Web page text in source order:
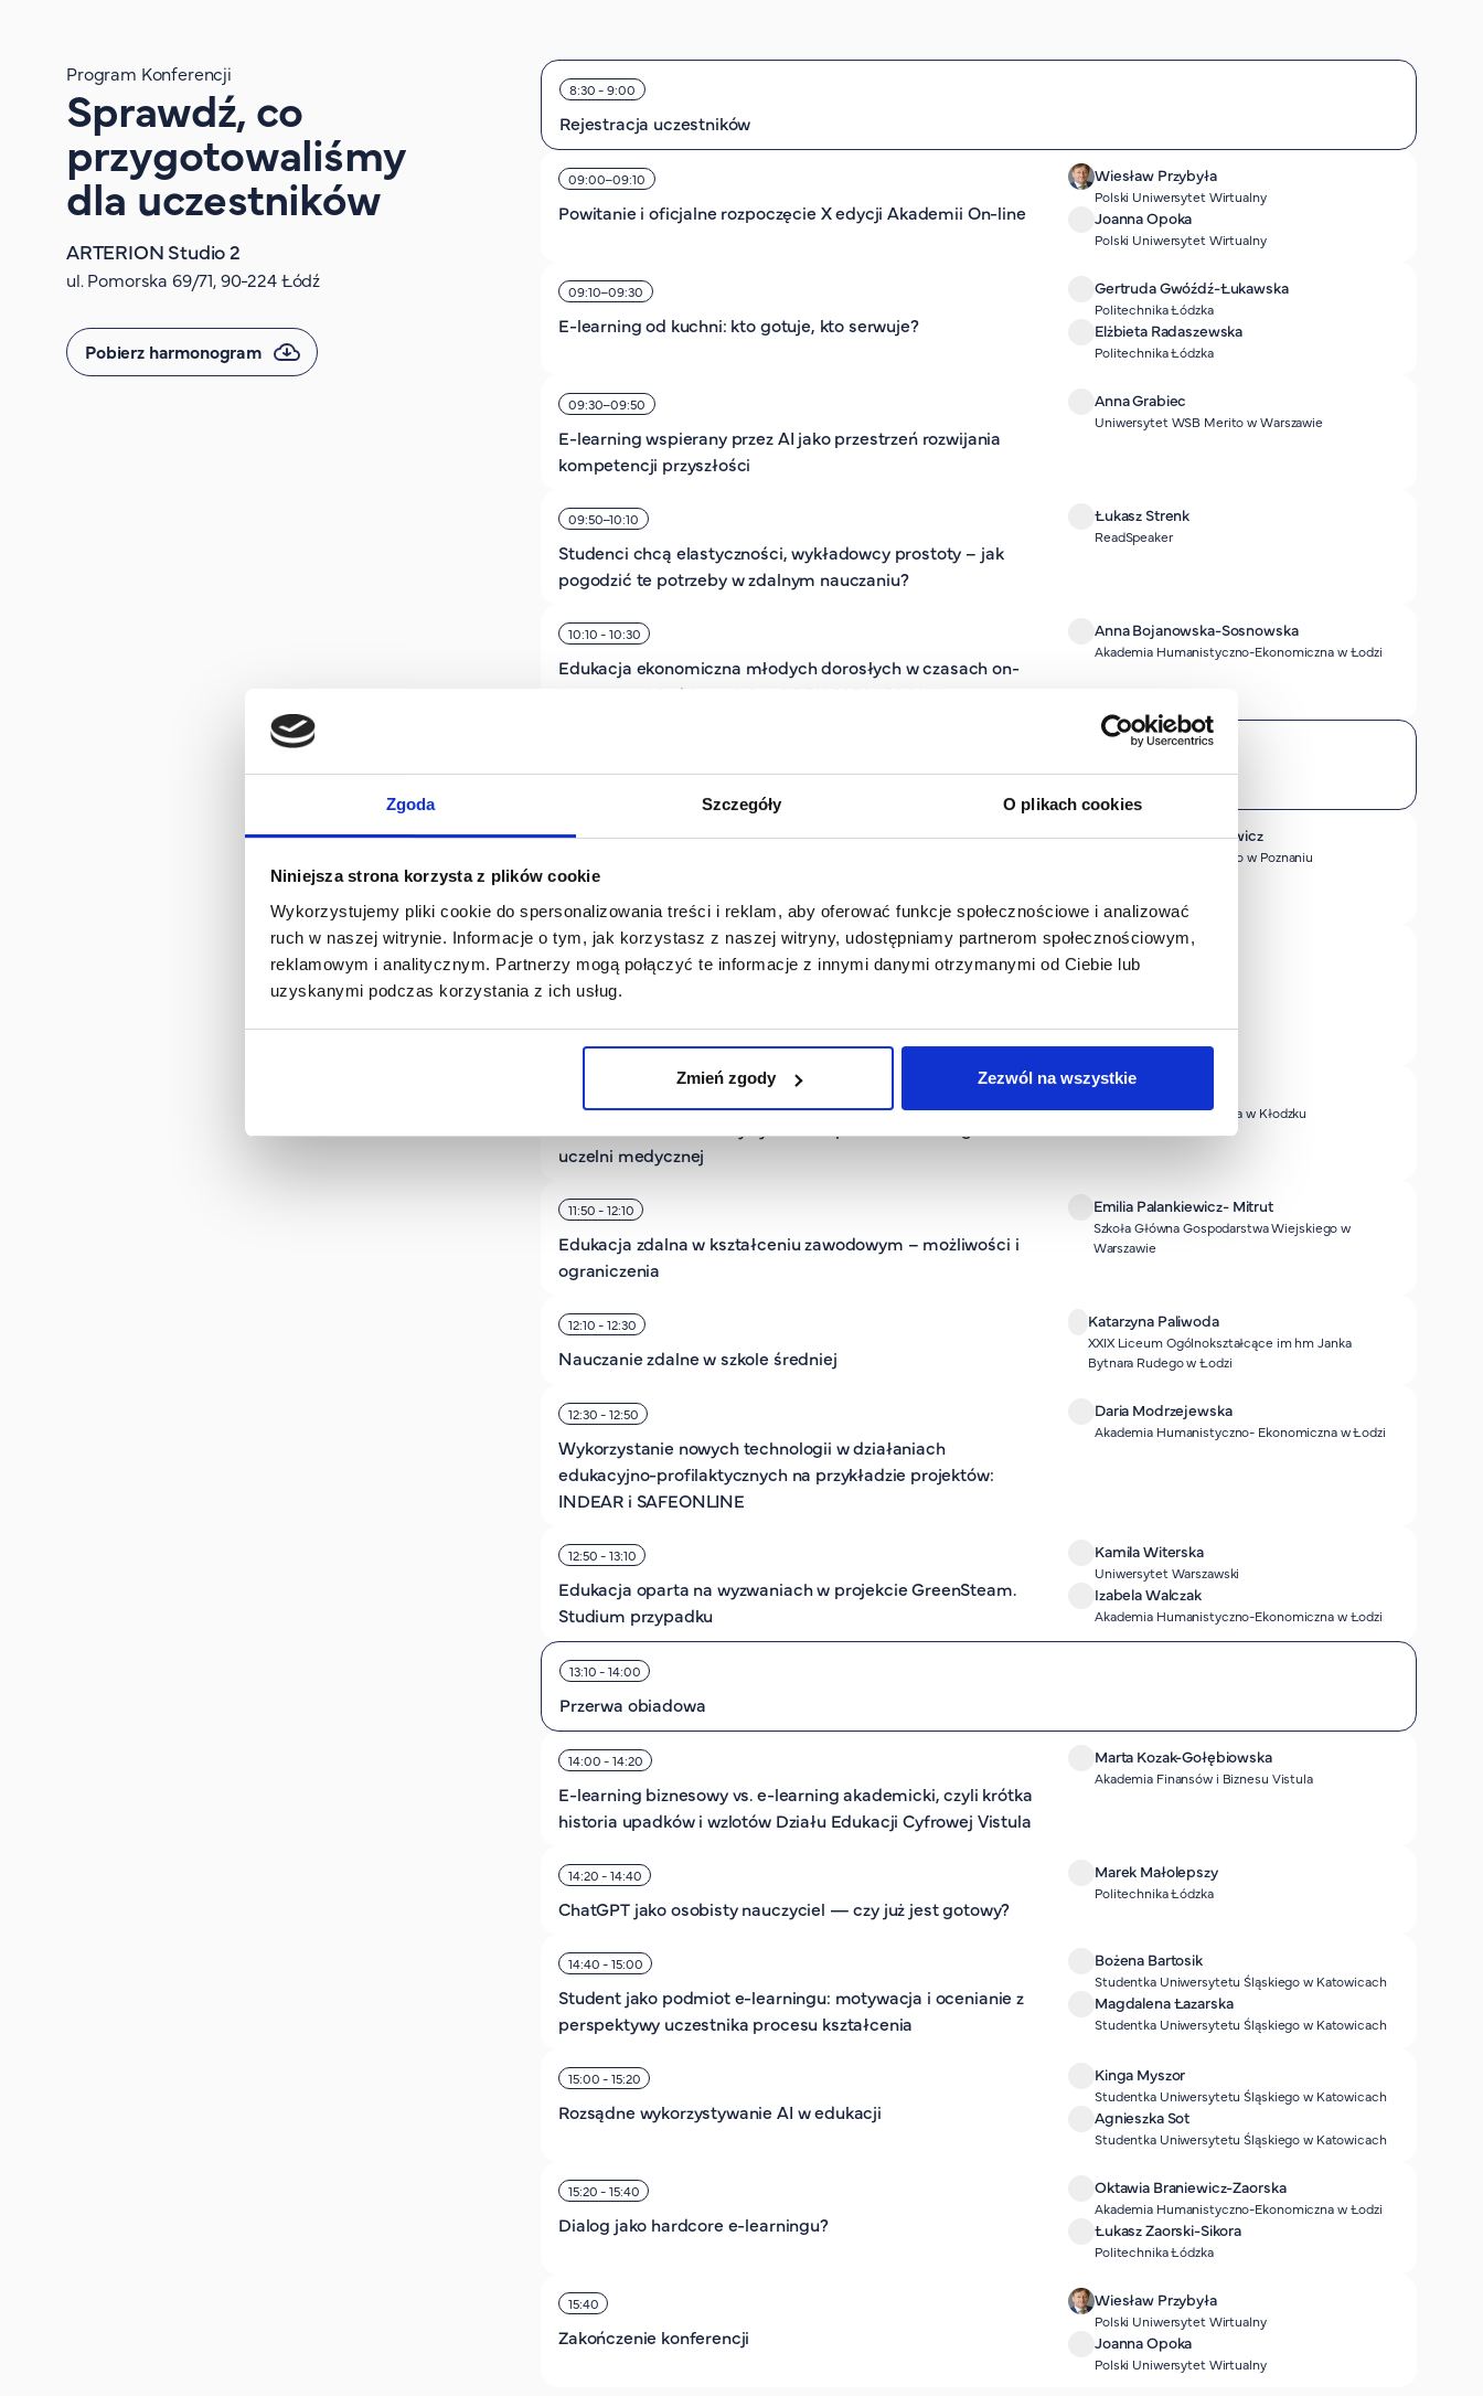
Zgoda Szczegóły O plikach cookies
Niniejsza strona korzysta z plików cookie
Wykorzystujemy pliki cookie do spersonalizowania treści i reklam, aby oferować funkcje społecznościowe i analizować
ruch w naszej witrynie. Informacje o tym, jak korzystasz z naszej witryny, udostępniamy partnerom społecznościowym,
reklamowym i analitycznym. Partnerzy mogą połączyć te informacje z innymi danymi otrzymanymi od Ciebie lub
uzyskanymi podczas korzystania z ich usług.
Zmień zgody Zezwól na wszystkie
Program Konferencji
Sprawdź, co
przygotowaliśmy
dla uczestników
ARTERION Studio 2
ul. Pomorska 69/71, 90-224 Łódź
Pobierz harmonogram
8:30 - 9:00
Rejestracja uczestników
09:00–09:10
Powitanie i oficjalne rozpoczęcie X edycji Akademii On-line
Wiesław Przybyła
Polski Uniwersytet Wirtualny
Joanna Opoka
Polski Uniwersytet Wirtualny
09:10–09:30
E-learning od kuchni: kto gotuje, kto serwuje?
Gertruda Gwóźdź-Łukawska
Politechnika Łódzka
Elżbieta Radaszewska
Politechnika Łódzka
09:30–09:50
E-learning wspierany przez AI jako przestrzeń rozwijania
kompetencji przyszłości
Anna Grabiec
Uniwersytet WSB Merito w Warszawie
09:50–10:10
Studenci chcą elastyczności, wykładowcy prostoty – jak
pogodzić te potrzeby w zdalnym nauczaniu?
Łukasz Strenk
ReadSpeaker
10:10 - 10:30
Edukacja ekonomiczna młodych dorosłych w czasach on-
line na przykładzie projektu ECONOMY FOR LIFE
Anna Bojanowska-Sosnowska
Akademia Humanistyczno-Ekonomiczna w Łodzi
Networking przy kawie
10:50 - 11:10
To tylko parę slajdów, prawda? O niewidzialnych
Agnieszka Goncerzewicz
Uniwersytet WSB Merito w Poznaniu
Wpływ sztucznej inteligencji na współpracę z ekspertami
Katarzyna Kowalik
niezależny ekspert
uczelni medycznej
Anna Grygoruk
Wyższa Szkoła Medyczna w Kłodzku
11:50 - 12:10
Edukacja zdalna w kształceniu zawodowym – możliwości i
ograniczenia
Emilia Palankiewicz- Mitrut
Szkoła Główna Gospodarstwa Wiejskiego w
Warszawie
12:10 - 12:30
Nauczanie zdalne w szkole średniej
Katarzyna Paliwoda
XXIX Liceum Ogólnokształcące im hm Janka
Bytnara Rudego w Łodzi
12:30 - 12:50
Wykorzystanie nowych technologii w działaniach
edukacyjno-profilaktycznych na przykładzie projektów:
INDEAR i SAFEONLINE
Daria Modrzejewska
Akademia Humanistyczno- Ekonomiczna w Łodzi
12:50 - 13:10
Edukacja oparta na wyzwaniach w projekcie GreenSteam.
Studium przypadku
Kamila Witerska
Uniwersytet Warszawski
Izabela Walczak
Akademia Humanistyczno-Ekonomiczna w Łodzi
13:10 - 14:00
Przerwa obiadowa
14:00 - 14:20
E-learning biznesowy vs. e-learning akademicki, czyli krótka
historia upadków i wzlotów Działu Edukacji Cyfrowej Vistula
Marta Kozak-Gołębiowska
Akademia Finansów i Biznesu Vistula
14:20 - 14:40
ChatGPT jako osobisty nauczyciel — czy już jest gotowy?
Marek Małolepszy
Politechnika Łódzka
14:40 - 15:00
Student jako podmiot e-learningu: motywacja i ocenianie z
perspektywy uczestnika procesu kształcenia
Bożena Bartosik
Studentka Uniwersytetu Śląskiego w Katowicach
Magdalena Łazarska
Studentka Uniwersytetu Śląskiego w Katowicach
15:00 - 15:20
Rozsądne wykorzystywanie AI w edukacji
Kinga Myszor
Studentka Uniwersytetu Śląskiego w Katowicach
Agnieszka Sot
Studentka Uniwersytetu Śląskiego w Katowicach
15:20 - 15:40
Dialog jako hardcore e-learningu?
Oktawia Braniewicz-Zaorska
Akademia Humanistyczno-Ekonomiczna w Łodzi
Łukasz Zaorski-Sikora
Politechnika Łódzka
15:40
Zakończenie konferencji
Wiesław Przybyła
Polski Uniwersytet Wirtualny
Joanna Opoka
Polski Uniwersytet Wirtualny